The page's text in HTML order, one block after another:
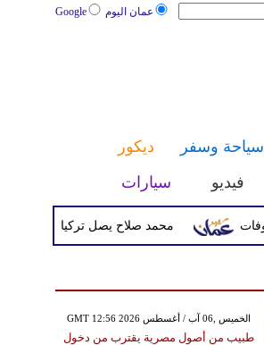
عمان اليوم Google
سياحة وسفر
ديكور
فيديو سيارات
محمد صلاح يصل تركيا الأربعاء لإتمام
GMT 12:56 2026 الخميس ,06 آب / أغسطس
طبيب من أصول مصرية يقترب من دخول